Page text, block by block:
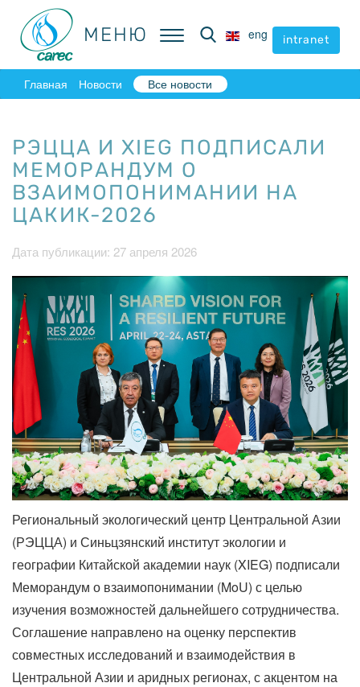
МЕНЮ eng intranet
МЕНЮ eng intranet
Главная Новости Все новости
РЭЦЦА И XIEG ПОДПИСАЛИ
МЕМОРАНДУМ О
ВЗАИМОПОНИМАНИИ НА
ЦАКИК-2026
Дата публикации: 27 апреля 2026
Региональный экологический центр Центральной Азии
(РЭЦЦА) и Синьцзянский институт экологии и
географии Китайской академии наук (XIEG) подписали
Меморандум о взаимопонимании (MoU) с целью
изучения возможностей дальнейшего сотрудничества.
Соглашение направлено на оценку перспектив
совместных исследований и взаимодействия в
Центральной Азии и аридных регионах, с акцентом на